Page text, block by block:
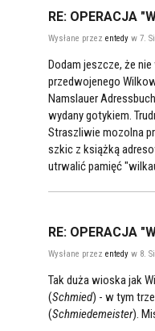
RE: OPERACJA
Wysłane przez entedy w 7.
Dodam jeszcze, że
przedwojenego
Namslauer
wydany gotykiem.
Straszliwie mozolna
szkic z książką
utrwalić pamięć
RE: OPERACJA
Wysłane przez entedy w 8.
Tak duża wioska jak
(Schmied) - w tym
(Schmiedemeister).